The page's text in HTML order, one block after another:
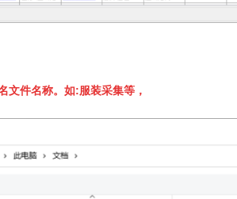
文件名称。如:服装采集等，